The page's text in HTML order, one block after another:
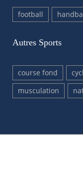
football
Autres Sports
course fond
musculation